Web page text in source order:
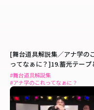
[舞台道具解説集／アナ学の
ってなぁに？]19.蓄光テープ
は？
#舞台道具解説集
#アナ学のこれってなぁに？